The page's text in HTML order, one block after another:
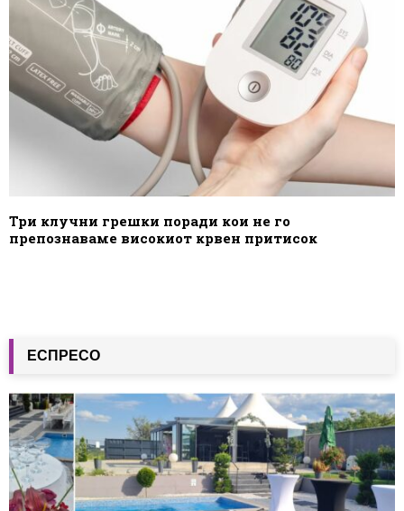
Три клучни грешки поради кои не го
препознаваме високиот крвен притисок
ЕСПРЕСО